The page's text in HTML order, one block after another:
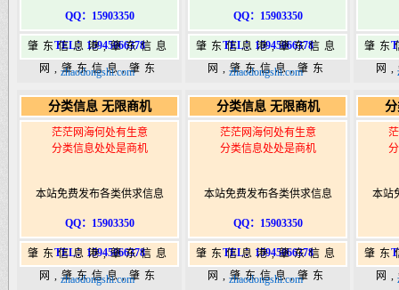
QQ：15903350
TEL：15945066378
肇东信息港,肇东信息
网,肇东信息,肇东
港|www.zhaodongshi.com
zhaodongshi.com
QQ：15903350
TEL：15945066378
肇东信息港,肇东信息
网,肇东信息,肇东
港|www.zhaodongshi.com
zhaodongshi.com
肇东
网
港
分类信息 无限商机
茫茫网海何处有生意
分类信息处处是商机
本站免费发布各类供求信息
QQ：15903350
TEL：15945066378
肇东信息港,肇东信息
网,肇东信息,肇东
zhaodongshi.com
分类信息 无限商机
茫茫网海何处有生意
分类信息处处是商机
本站免费发布各类供求信息
QQ：15903350
TEL：15945066378
肇东信息港,肇东信息
网,肇东信息,肇东
zhaodongshi.com
本站
肇东
网